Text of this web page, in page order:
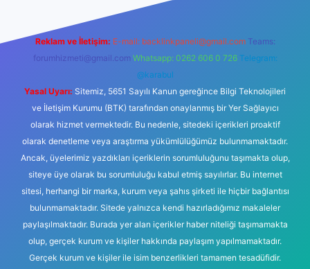
Reklam ve İletişim: E-mail: backlinkpaneli@gmail.com Teams:
forumhizmeti@gmail.com Whatsapp: 0262 606 0 726 Telegram:
@karabul
Yasal Uyarı: Sitemiz, 5651 Sayılı Kanun gereğince Bilgi Teknolojileri
ve İletişim Kurumu (BTK) tarafından onaylanmış bir Yer Sağlayıcı
olarak hizmet vermektedir. Bu nedenle, sitedeki içerikleri proaktif
olarak denetleme veya araştırma yükümlülüğümüz bulunmamaktadır.
Ancak, üyelerimiz yazdıkları içeriklerin sorumluluğunu taşımakta olup,
siteye üye olarak bu sorumluluğu kabul etmiş sayılırlar. Bu internet
sitesi, herhangi bir marka, kurum veya şahıs şirketi ile hiçbir bağlantısı
bulunmamaktadır. Sitede yalnızca kendi hazırladığımız makaleler
paylaşılmaktadır. Burada yer alan içerikler haber niteliği taşımamakta
olup, gerçek kurum ve kişiler hakkında paylaşım yapılmamaktadır.
Gerçek kurum ve kişiler ile isim benzerlikleri tamamen tesadüfidir.